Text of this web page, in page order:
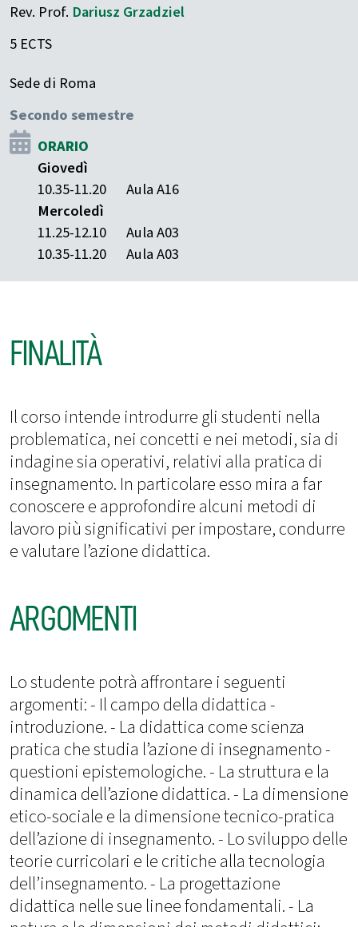
Rev. Prof. Dariusz Grzadziel
5 ECTS
Sede di Roma
Secondo semestre
ORARIO
Giovedì
10.35-11.20
Aula A16
Mercoledì
11.25-12.10
Aula A03
10.35-11.20
Aula A03
FINALITÀ
Il corso intende introdurre gli studenti nella
problematica, nei concetti e nei metodi, sia di
indagine sia operativi, relativi alla pratica di
insegnamento. In particolare esso mira a far
conoscere e approfondire alcuni metodi di
lavoro più significativi per impostare, condurre
e valutare l’azione didattica.
ARGOMENTI
Lo studente potrà affrontare i seguenti
argomenti: - Il campo della didattica -
introduzione. - La didattica come scienza
pratica che studia l’azione di insegnamento -
questioni epistemologiche. - La struttura e la
dinamica dell’azione didattica. - La dimensione
etico-sociale e la dimensione tecnico-pratica
dell’azione di insegnamento. - Lo sviluppo delle
teorie curricolari e le critiche alla tecnologia
dell’insegnamento. - La progettazione
didattica nelle sue linee fondamentali. - La